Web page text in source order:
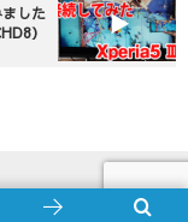
した
）